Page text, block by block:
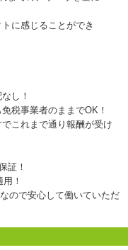
に感じることができ
し！
税事業者のままでOK！
これまで通り報酬が受け
証！
！
ので安心して働いていただ